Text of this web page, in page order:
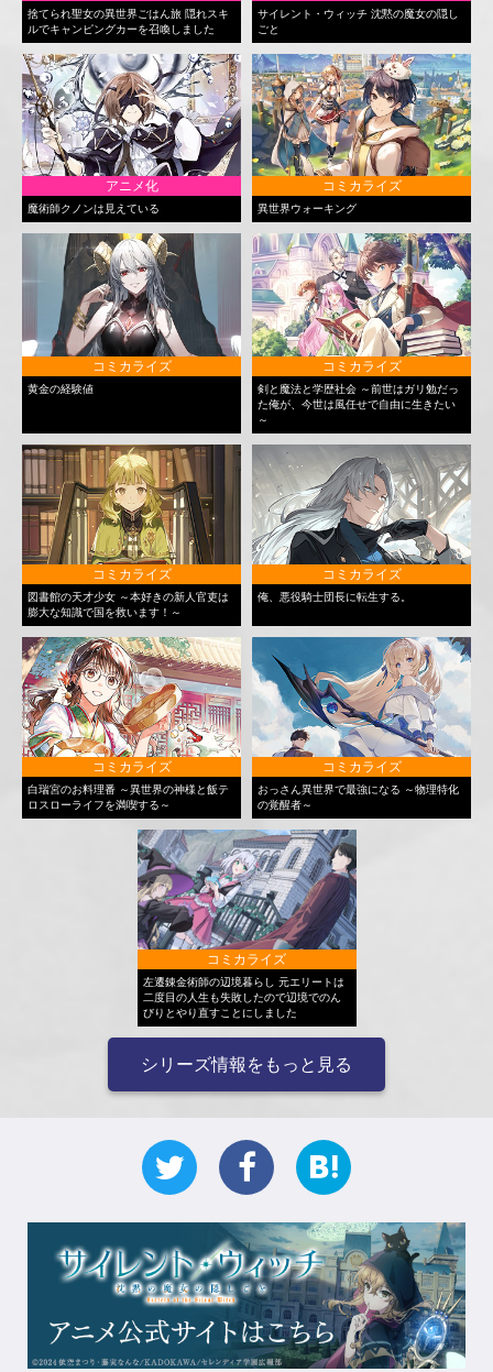
捨てられ聖女の異世界ごはん旅 隠れスキ
ルでキャンピングカーを召喚しました
サイレント・ウィッチ 沈黙の魔女の隠し
ごと
アニメ化
魔術師クノンは見えている
コミカライズ
異世界ウォーキング
コミカライズ
黄金の経験値
コミカライズ
剣と魔法と学歴社会 ～前世はガリ勉だっ
た俺が、今世は風任せで自由に生きたい
～
コミカライズ
図書館の天才少女 ～本好きの新人官吏は
膨大な知識で国を救います！～
コミカライズ
俺、悪役騎士団長に転生する。
コミカライズ
白瑞宮のお料理番 ～異世界の神様と飯テ
ロスローライフを満喫する～
コミカライズ
おっさん異世界で最強になる ～物理特化
の覚醒者～
コミカライズ
左遷錬金術師の辺境暮らし 元エリートは
二度目の人生も失敗したので辺境でのん
びりとやり直すことにしました
シリーズ情報をもっと見る